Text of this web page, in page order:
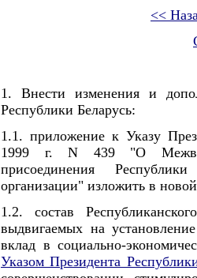
<<
1. Внести изменения и
Республики Беларусь:
1.1. приложение к Указу
1999 г. N 439 "О
присоединения
организации" изложить в
1.2. состав
выдвигаемых на
вклад в социально-
Указом Президента